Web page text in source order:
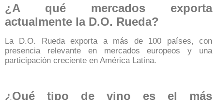
¿A qué mercados exporta
actualmente la D.O. Rueda?
La D.O. Rueda exporta a más de 100 países, con
presencia relevante en mercados europeos y una
participación creciente en América Latina.
¿Qué tipo de vino es el más